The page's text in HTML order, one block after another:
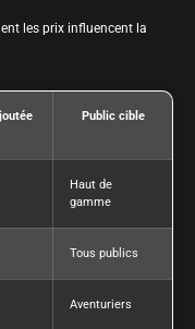
les prix influencent la
Public cible
Haut de
gamme
Tous publics
Aventuriers